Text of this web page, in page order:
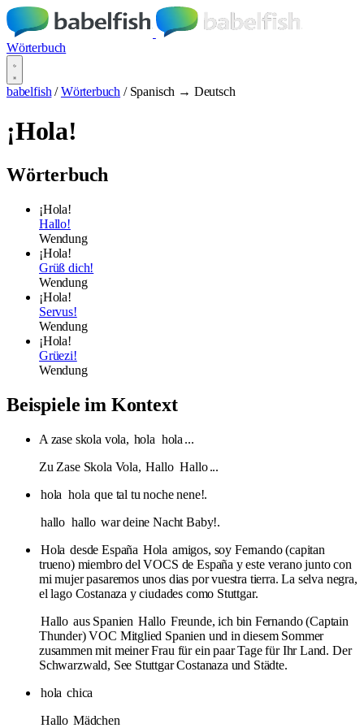
Wörterbuch
babelfish / Wörterbuch / Spanisch → Deutsch
¡Hola!
Wörterbuch
¡Hola!
Hallo!
Wendung
¡Hola!
Grüß dich!
Wendung
¡Hola!
Servus!
Wendung
¡Hola!
Grüezi!
Wendung
Beispiele im Kontext
A zase skola vola, hola hola ...
Zu Zase Skola Vola, Hallo Hallo ...
hola hola que tal tu noche nene!.
hallo hallo war deine Nacht Baby!.
Hola desde España Hola amigos, soy Fernando (capitan
trueno) miembro del VOCS de España y este verano junto con
mi mujer pasaremos unos dias por vuestra tierra. La selva negra,
el lago Costanaza y ciudades como Stuttgar.
Hallo aus Spanien Hallo Freunde, ich bin Fernando (Captain
Thunder) VOC Mitglied Spanien und in diesem Sommer
zusammen mit meiner Frau für ein paar Tage für Ihr Land. Der
Schwarzwald, See Stuttgar Costanaza und Städte.
hola chica
Hallo Mädchen